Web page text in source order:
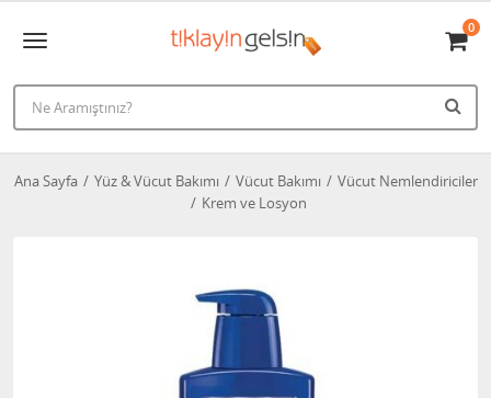
0
Ana Sayfa Yüz & Vücut Bakımı Vücut Bakımı
Vücut Nemlendiriciler
Krem ve Losyon